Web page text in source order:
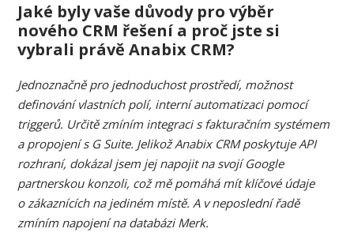
Jaké byly vaše důvody pro výběr
nového CRM řešení a proč jste si
vybrali právě Anabix CRM?
Jednoznačně pro jednoduchost prostředí, možnost
definování vlastních polí, interní automatizaci pomocí
triggerů. Určitě zmíním integraci s fakturačním systémem
a propojení s G Suite. Jelikož Anabix CRM poskytuje API
rozhraní, dokázal jsem jej napojit na svojí Google
partnerskou konzoli, což mě pomáhá mít klíčové údaje
o zákaznících na jediném místě. A v neposlední řadě
zmíním napojení na databázi Merk.